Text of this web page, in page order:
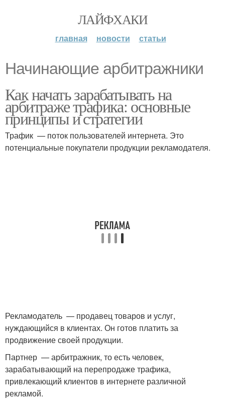
ЛАЙФХАКИ
главная новости статьи
Начинающие арбитражники
Как начать зарабатывать на
арбитраже трафика: основные
принципы и стратегии
Трафик — поток пользователей интернета. Это
потенциальные покупатели продукции рекламодателя.
Рекламодатель — продавец товаров и услуг,
нуждающийся в клиентах. Он готов платить за
продвижение своей продукции.
Партнер — арбитражник, то есть человек,
зарабатывающий на перепродаже трафика,
привлекающий клиентов в интернете различной
рекламой.